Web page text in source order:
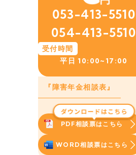
053-413-5510
054-413-5510
受付時間
平日 10:00~17:00
『障害年金相談表』
PDF相談票はこちら
WORD相談票はこちら